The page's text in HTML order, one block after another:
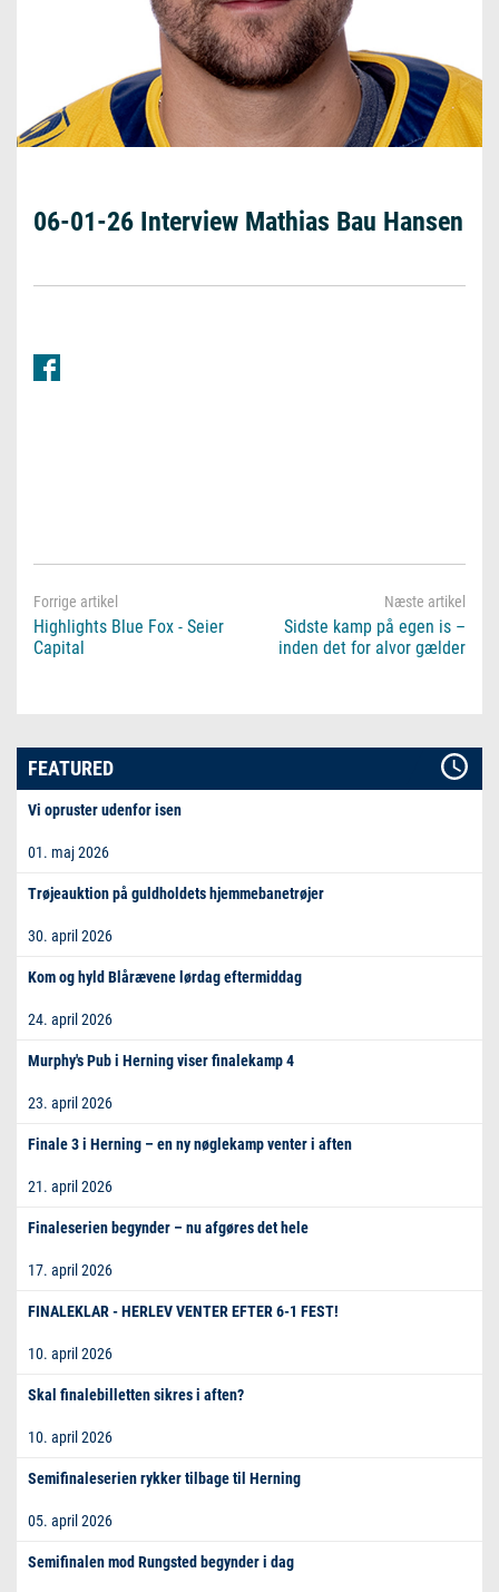
06-01-26 Interview Mathias Bau Hansen
Highlights Blue Fox - Seier
Capital
Sidste kamp på egen is –
inden det for alvor gælder
FEATURED
Vi opruster udenfor isen
01. maj 2026
Trøjeauktion på guldholdets hjemmebanetrøjer
30. april 2026
Kom og hyld Blårævene lørdag eftermiddag
24. april 2026
Murphy's Pub i Herning viser finalekamp 4
23. april 2026
Finale 3 i Herning – en ny nøglekamp venter i aften
21. april 2026
Finaleserien begynder – nu afgøres det hele
17. april 2026
FINALEKLAR - HERLEV VENTER EFTER 6-1 FEST!
10. april 2026
Skal finalebilletten sikres i aften?
10. april 2026
Semifinaleserien rykker tilbage til Herning
05. april 2026
Semifinalen mod Rungsted begynder i dag